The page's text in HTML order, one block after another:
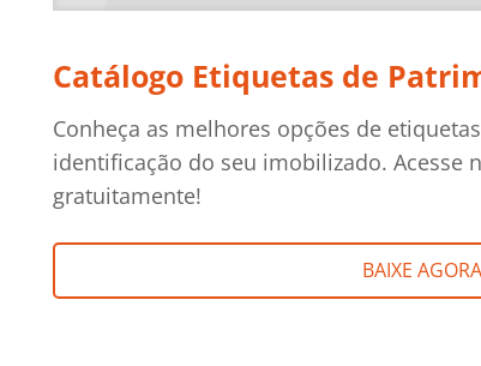
Catálogo Etiquetas de
Conheça as melhores opções de
identificação do seu imobilizado. Acesse
gratuitamente!
BAIXE AGORA